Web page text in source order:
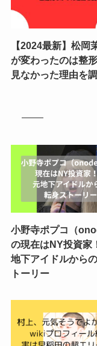
【2024最新】松岡
が変わったのは整
見なかった理由を
小野寺ポプコ（
の現在はNY投資家
地下アイドルから
トーリー